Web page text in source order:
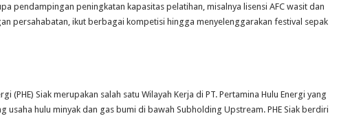
pendampingan peningkatan kapasitas pelatihan, misalnya lisensi AFC wasit dan
persahabatan, ikut berbagai kompetisi hingga menyelenggarakan festival sepak
(PHE) Siak merupakan salah satu Wilayah Kerja di PT. Pertamina Hulu Energi yang
usaha hulu minyak dan gas bumi di bawah Subholding Upstream. PHE Siak berdiri